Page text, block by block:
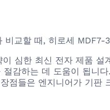
교할 때, 히로세
심한 최신 전자 제품
감하는 데 도움이 됩니
점들은 엔지니어가 기판